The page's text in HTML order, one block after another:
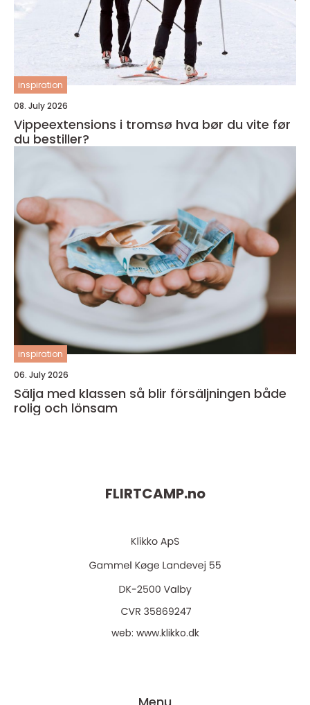
inspiration
08. July 2026
Vippeextensions i tromsø hva bør du vite før
du bestiller?
inspiration
06. July 2026
Sälja med klassen så blir försäljningen både
rolig och lönsam
FLIRTCAMP.no
web: www.klikko.dk